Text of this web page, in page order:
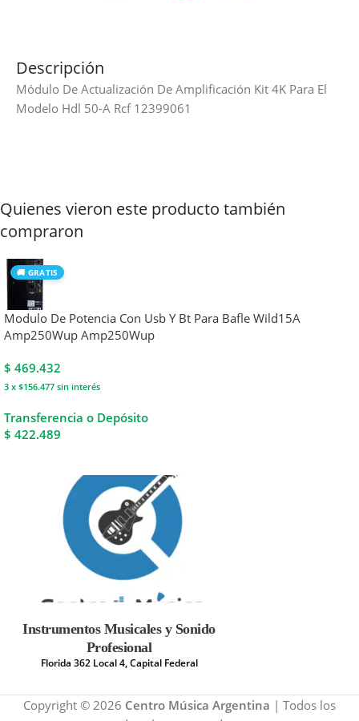
Descripción
Módulo De Actualización De Amplificación Kit 4K Para El
Modelo Hdl 50-A Rcf 12399061
Quienes vieron este producto también
compraron
🚚 GRATIS
Modulo De Potencia Con Usb Y Bt Para Bafle Wild15A
Amp250Wup Amp250Wup
$ 469.432
3 x $156.477 sin interés
Transferencia o Depósito
$ 422.489
Instrumentos Musicales y Sonido
Profesional
Florida 362 Local 4, Capital Federal
Copyright © 2026 Centro Música Argentina | Todos los